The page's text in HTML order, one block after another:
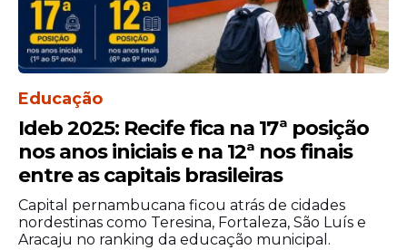
Marcone construiu sua imagem marcando
presença constante nos jogos do Sport,
sempre na área reservada para pessoas
com deficiência. Ele utiliza muletas para se
locomover e enfrenta desafios diários, mas
não deixa de acompanhar o clube no
estádio. Torcedores costumam abordá-lo
para fotos e conversas rápidas antes e
depois das partidas.
Educação
Ideb 2025: Recife fica na 17ª posição
nos anos iniciais e na 12ª nos finais
entre as capitais brasileiras
Capital pernambucana ficou atrás de cidades
nordestinas como Teresina, Fortaleza, São Luís e
Aracaju no ranking da educação municipal.